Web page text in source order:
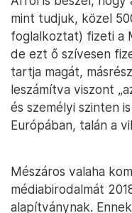
mint tudjuk, közel
foglalkoztat) fizeti a
de ezt ő szívesen
tartja magát,
leszámítva viszont
és személyi szinten
Európában, talán a
Mészáros valaha
médiabirodalmát
alapítványnak.